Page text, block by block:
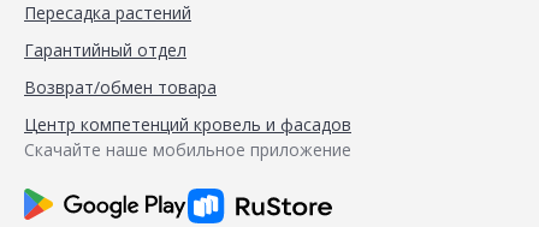
Пересадка растений
Гарантийный отдел
Возврат/обмен товара
Центр компетенций кровель и фасадов
Скачайте наше мобильное приложение